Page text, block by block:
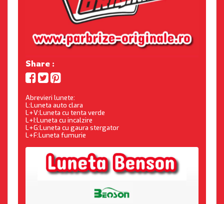
Share :
Abrevieri lunete:
L:Luneta auto clara
L+V:Luneta cu tenta verde
L+I:Luneta cu incalzire
L+G:Luneta cu gaura stergator
L+F:Luneta fumurie